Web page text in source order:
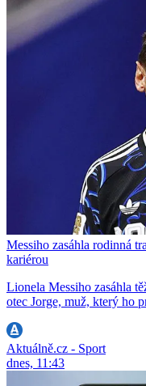
Messiho zasáhla rodinná
kariérou
Lionela Messiho zasáhla
otec Jorge, muž, který ho
Aktuálně.cz - Sport
dnes, 11:43